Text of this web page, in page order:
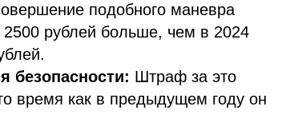
подобного маневра
2500 рублей больше, чем в 2024
безопасности: Штраф за это
время как в предыдущем году он